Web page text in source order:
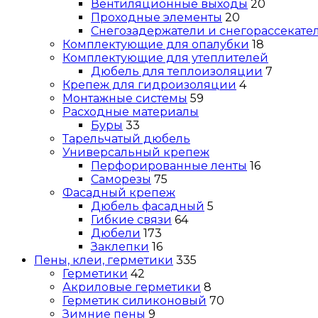
Вентиляционные выходы 20
Проходные элементы 20
Снегозадержатели и
Комплектующие для опалубки 18
Комплектующие для утеплителей
Дюбель для теплоизоляции 7
Крепеж для гидроизоляции 4
Монтажные системы 59
Расходные материалы
Буры 33
Тарельчатый дюбель
Универсальный крепеж
Перфорированные ленты 16
Саморезы 75
Фасадный крепеж
Дюбель фасадный 5
Гибкие связи 64
Дюбели 173
Заклепки 16
Пены, клеи, герметики 335
Герметики 42
Акриловые герметики 8
Герметик силиконовый 70
Зимние пены 9